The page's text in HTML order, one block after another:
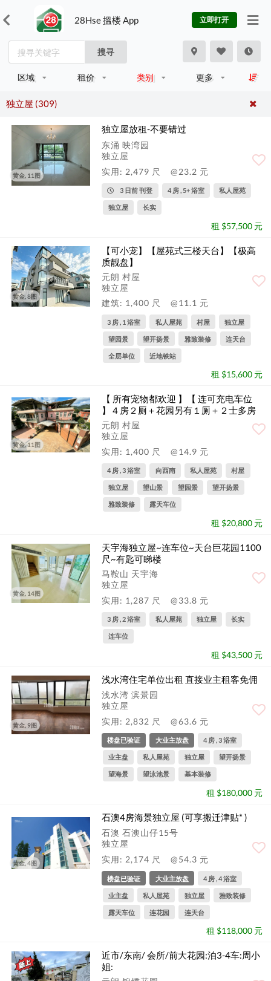
28Hse 搵楼 App 立即打开
搜寻
区域 租价 类别 更多
独立屋 (309)
黄金, 11图
独立屋放租-不要错过
东涌 映湾园
独立屋
实用: 2,479 尺
@23.2 元
3 日前 刊登 4 房 , 5+ 浴室 私人屋苑
独立屋 长实
租 $57,500 元
黄金, 8图
【可小宠】【屋苑式三楼天台】【极高
质靓盘】
元朗 村屋
独立屋
建筑: 1,400 尺
@11.1 元
3 房 , 1 浴室 私人屋苑 村屋 独立屋
望园景 望开扬景 雅致装修 连天台
全层单位 近地铁站
租 $15,600 元
黄金, 11图
【 所有宠物都欢迎 】【 连可充电车位
】４房２厕＋花园另有１厕＋２士多房
元朗 村屋
独立屋
实用: 1,400 尺
@14.9 元
4 房 , 3 浴室 向西南 私人屋苑 村屋
独立屋 望山景 望园景 望开扬景
雅致装修 露天车位
租 $20,800 元
黄金, 14图
天宇海独立屋~连车位~天台巨花园1100
尺~有匙可睇楼
马鞍山 天宇海
独立屋
实用: 1,287 尺
@33.8 元
3 房 , 2 浴室 私人屋苑 独立屋 长实
连车位
租 $43,500 元
黄金, 9图
浅水湾住宅单位出租 直接业主租客免佣
浅水湾 滨景园
独立屋
实用: 2,832 尺
@63.6 元
楼盘已验证 大业主放盘 4 房 , 3 浴室
业主盘 私人屋苑 独立屋 望开扬景
望海景 望泳池景 基本装修
租 $180,000 元
黄金, 4图
石澳4房海景独立屋 (可享搬迁津贴* )
石澳 石澳山仔15号
独立屋
实用: 2,174 尺
@54.3 元
楼盘已验证 大业主放盘 4 房 , 4 浴室
业主盘 私人屋苑 独立屋 雅致装修
露天车位 连花园 连天台
租 $118,000 元
近市/东南/ 会所/前大花园:泊3-4车:周小
姐: